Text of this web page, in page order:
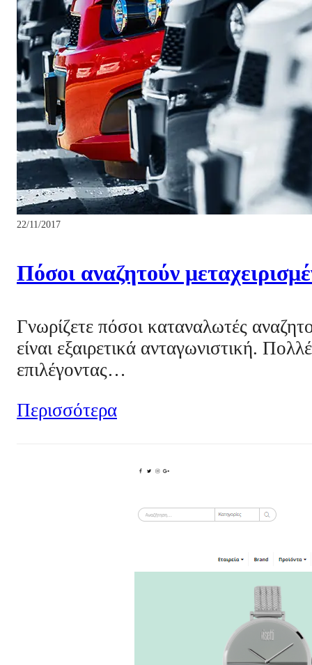
22/11/2017
Πόσοι αναζητούν
Γνωρίζετε πόσοι καταναλωτές
είναι εξαιρετικά ανταγωνιστική.
επιλέγοντας…
Περισσότερα